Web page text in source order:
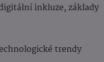
inkluze, základy
trendy